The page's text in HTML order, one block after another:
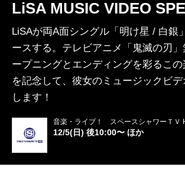
LiSA MUSIC VIDEO
LiSAが両A面シングル「明け星 / 白銀
ースする。テレビアニメ「鬼滅の刃
ープニングとエンディングを彩るこ
を記念して、彼女のミュージックビ
します！
音楽・ライブ！ スペースシャワーＴＶ
12/5(日) 後10:00〜 ほか